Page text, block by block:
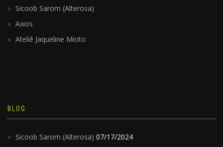
Sicoob Sarom (Alterosa)
Axios
Ateliê Jaqueline Mioto
BLOG
Sicoob Sarom (Alterosa) 07/17/2024